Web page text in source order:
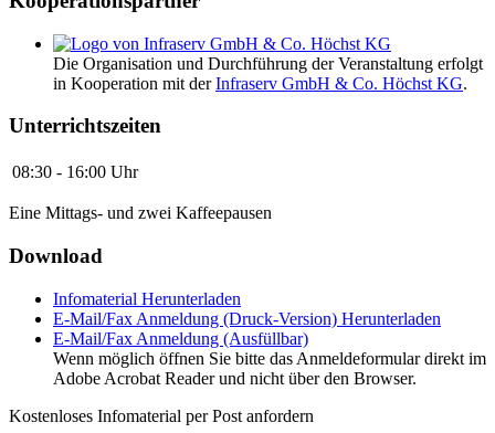
Die Organisation und Durchführung der Veranstaltung erfolgt
in Kooperation mit derInfraserv GmbH & Co. Höchst KG.
Unterrichtszeiten
08:30 - 16:00 Uhr
Eine Mittags- und zwei Kaffeepausen
Download
Infomaterial Herunterladen
E-Mail/Fax Anmeldung (Druck-Version) Herunterladen
E-Mail/Fax Anmeldung (Ausfüllbar)
Wenn möglich öffnen Sie bitte das Anmeldeformular direkt im
Adobe Acrobat Reader und nicht über den Browser.
Kostenloses Infomaterial per Post anfordern